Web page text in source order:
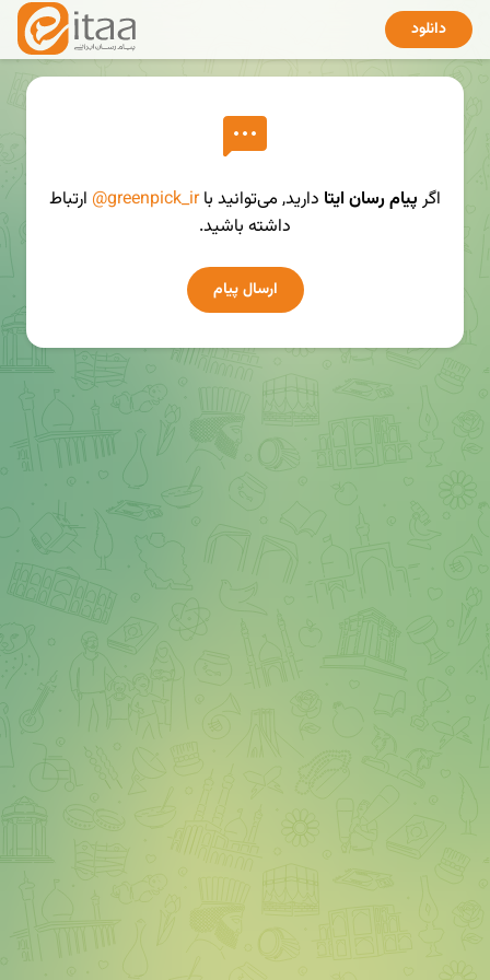
دانلود
اگر پیام رسان ایتا دارید, می‌توانید با@greenpick_ir ارتباط
داشته باشید.
ارسال پیام